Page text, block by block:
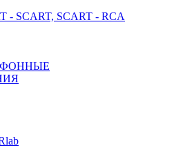
SCART, SCART - RCA